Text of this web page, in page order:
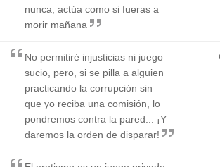
nunca, actúa como si fueras a
morir mañana
No permitiré injusticias ni juego
sucio, pero, si se pilla a alguien
practicando la corrupción sin
que yo reciba una comisión, lo
pondremos contra la pared... ¡Y
daremos la orden de disparar!